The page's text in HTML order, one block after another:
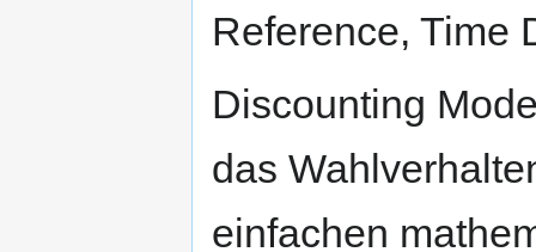
Reference, Time
Discounting
das
einfachen